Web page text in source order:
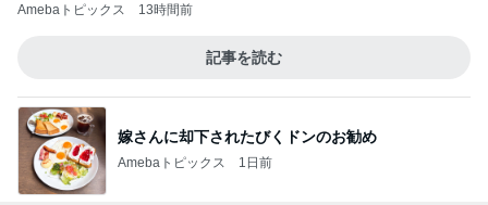
Amebaトピックス 13時間前
記事を読む
嫁さんに却下されたびくドンのお勧め
Amebaトピックス 1日前